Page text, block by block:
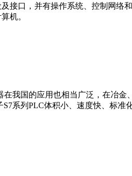
接口，并有操作系统、控制网
机。
我国的应用也相当广泛，在冶
S7系列PLC体积小、速度快、标